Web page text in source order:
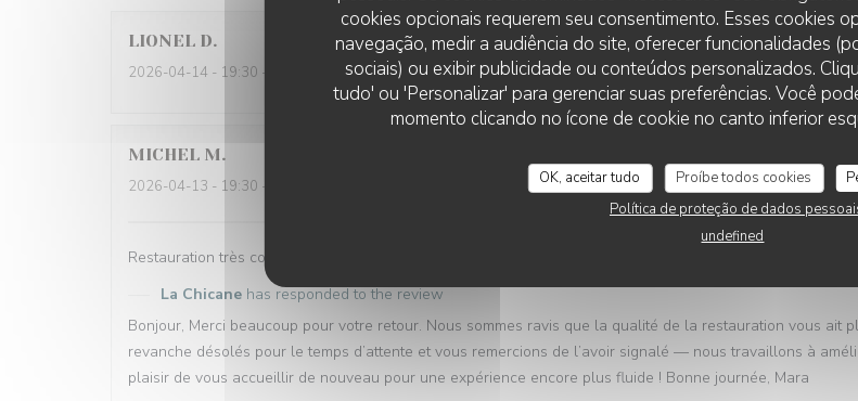
cookies opcionais requerem seu consentimento. Esses cookies
navegação, medir a audiência do site, oferecer funcionalidades
sociais) ou exibir publicidade ou conteúdos personalizados.
tudo' ou 'Personalizar' para gerenciar suas preferências. Você
momento clicando no ícone de cookie no canto inferior
OK, aceitar tudo Proíbe todos cookies
Política de proteção de dados
undefined
LIONEL D
2026-04-14 - 19:30 - guests 2 service: 3/5 ambience:3/5 menu:
MICHEL M
2026-04-13 - 19:30 - guests 2 service : 3/5 ambience: 4/5 menu :
Restauration très correcte, par contre service très long.
La Chicane has responded to the review
Bonjour, Merci beaucoup pour votre retour. Nous sommes ravis que la qualité de la restauration vous ait
revanche désolés pour le temps d’attente et vous remercions de l’avoir signalé — nous travaillons à
plaisir de vous accueillir de nouveau pour une expérience encore plus fluide ! Bonne journée, Mara
LA CHICANE